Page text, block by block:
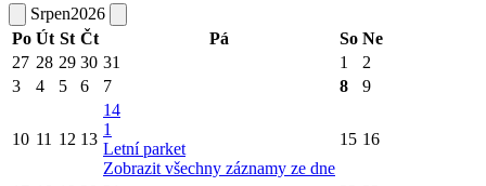
Srpen2026
Po Út St Čt Pá So Ne
27 28 29 30 31 1
2
3
4 5 6 7 8 9
10 11 12 13
14
1
Letní parket
Zobrazit všechny záznamy ze dne
15 16